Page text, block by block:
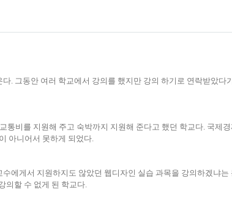
. 그동안 여러 학교에서 강의를 했지만 강의 하기로 연락받았다
통비를 지원해 주고 숙박까지 지원해 준다고 했던 학교다. 국제경
아니어서 못하게 되었다.
에게서 지원하지도 않았던 웹디자인 실습 과목을 강의하겠냐는
의할 수 없게 된 학교다.